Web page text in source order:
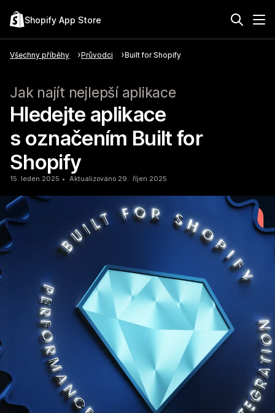
Shopify App Store
Všechny příběhy Průvodci Built for Shopify
Jak najít nejlepší aplikace
Hledejte aplikace
s označením Built for
Shopify
15. leden 2025 Aktualizováno 29. říjen 2025